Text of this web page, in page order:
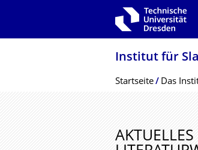
Zur Hauptnavigation springen
Institut für
Breadcrumb-Menü
Startseite Das